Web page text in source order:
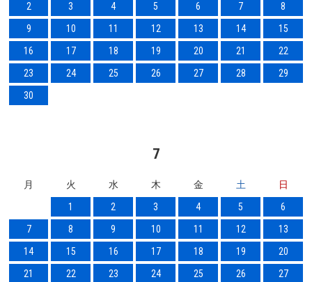
2
3 4 5 6 7
8
9
10 11 12 13 14
15
16
17 18 19 20 21
22
23
24 25 26 27 28
29
30
7
月 火 水 木 金 土
日
1
2 3 4 5
6
7
8 9 10 11 12
13
14
15 16 17 18 19
20
21
22 23 24 25 26 27